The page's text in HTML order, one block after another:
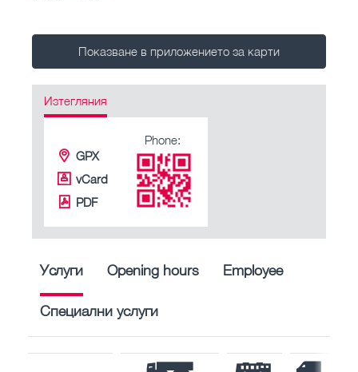
Показване в приложението за карти
Изтегляния
GPX
vCard
PDF
Phone:
Услуги Opening hours Employee
Специални услуги